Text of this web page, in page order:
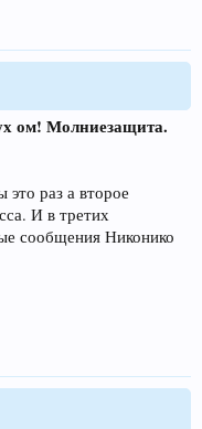
ом! Молниезащита.
раз а второе
И в третих
сообщения Никонико